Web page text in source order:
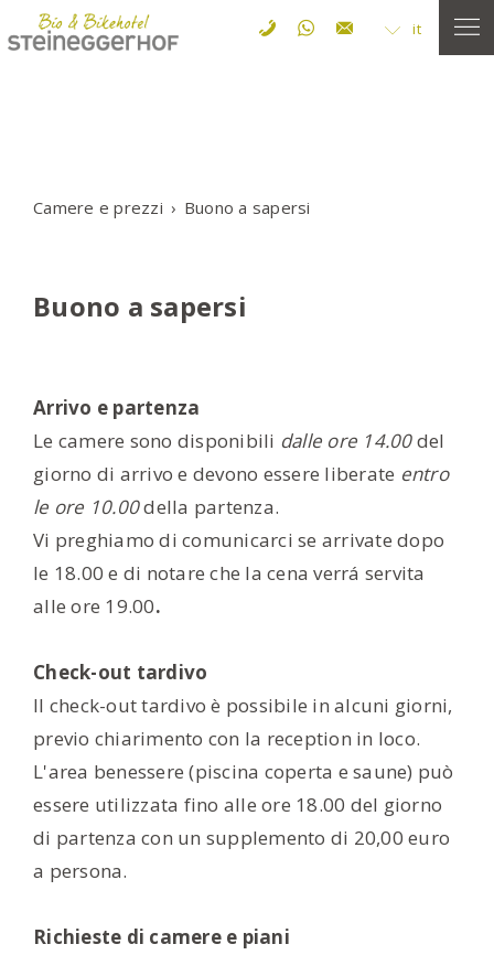
it
Camere e prezzi Buono a sapersi
Buono a sapersi
Arrivo e partenza
Le camere sono disponibili dalle ore 14.00del
giorno di arrivo e devono essere liberate entro
le ore 10.00della partenza.
Vi preghiamo di comunicarci se arrivate dopo
le 18.00 e di notare che la cena verrá servita
alle ore 19.00.
Check-out tardivo
Il check-out tardivo è possibile in alcuni giorni,
previo chiarimento con la reception in loco.
L'area benessere (piscina coperta e saune) può
essere utilizzata fino alle ore 18.00 del giorno
di partenza con un supplemento di 20,00 euro
a persona.
Richieste di camere e piani